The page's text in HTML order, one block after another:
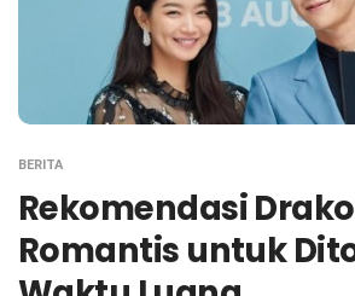
BERITA
Rekomendasi
Romantis untuk